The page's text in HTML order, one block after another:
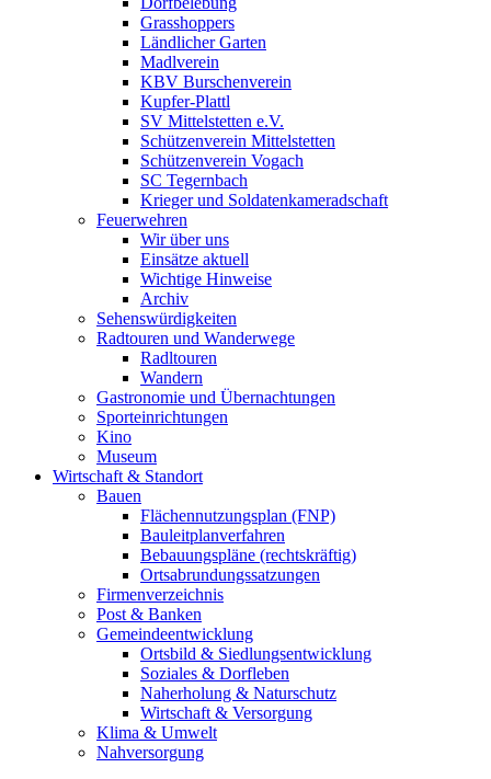
Grasshoppers
Ländlicher Garten
Madlverein
KBV Burschenverein
Kupfer-Plattl
SV Mittelstetten e.V.
Schützenverein Mittelstetten
Schützenverein Vogach
SC Tegernbach
Krieger und Soldatenkameradschaft
Feuerwehren
Wir über uns
Einsätze aktuell
Wichtige Hinweise
Archiv
Sehenswürdigkeiten
Radtouren und Wanderwege
Radltouren
Wandern
Gastronomie und Übernachtungen
Sporteinrichtungen
Kino
Museum
Wirtschaft & Standort
Bauen
Flächennutzungsplan (FNP)
Bauleitplanverfahren
Bebauungspläne (rechtskräftig)
Ortsabrundungssatzungen
Firmenverzeichnis
Post & Banken
Gemeindeentwicklung
Ortsbild & Siedlungsentwicklung
Soziales & Dorfleben
Naherholung & Naturschutz
Wirtschaft & Versorgung
Klima & Umwelt
Nahversorgung